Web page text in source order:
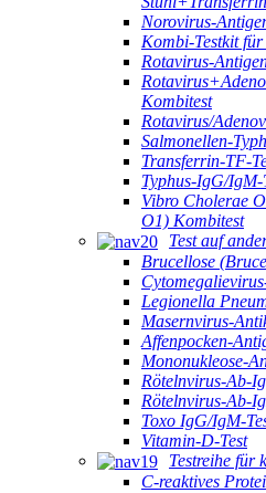
Norovirus-
Kombi-Testkit
Rotavirus-
Kombitest
Rotavirus/
Salmonellen-
Transferrin-TF-
Typhus-IgG/IgM-
Vibro Cholerae
O1) Kombitest
Test auf
Brucellose
Legionella
Masernvirus-
Affenpocken-
Mononukleose-
Rötelnvirus-Ab-
Rötelnvirus-Ab-
Toxo IgG/IgM-
Vitamin-D-Test
Testreihe für
C-reaktives